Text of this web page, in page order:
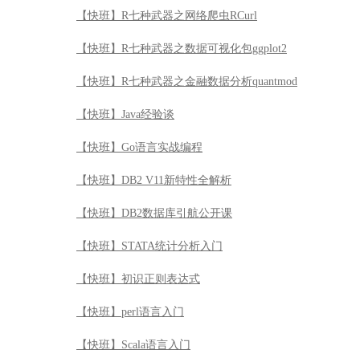
【快班】R七种武器之网络爬虫RCurl
【快班】R七种武器之数据可视化包ggplot2
【快班】R七种武器之金融数据分析quantmod
【快班】Java经验谈
【快班】Go语言实战编程
【快班】DB2 V11新特性全解析
【快班】DB2数据库引航公开课
【快班】STATA统计分析入门
【快班】初识正则表达式
【快班】perl语言入门
【快班】Scala语言入门